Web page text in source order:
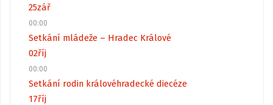
25zář
00:00
Setkání mládeže – Hradec Králové
02říj
00:00
Setkání rodin královéhradecké diecéze
17říj